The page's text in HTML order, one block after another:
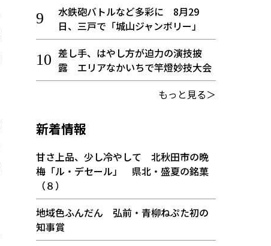
水鉄砲バトルなど多彩に 8月29
日、三戸で「城山ジャンボリー」
差し手、はやし方が迫力の演技披
露 エリアなかいちで竿燈妙技大会
もっと見る＞
新着情報
甘さ上品、少し冷やして 北秋田市の晩
梅「ル・デセール」 県北・盛夏の銘菓
（８）
地域色ふんだん 弘前・青柳ねぷた初の
知事賞